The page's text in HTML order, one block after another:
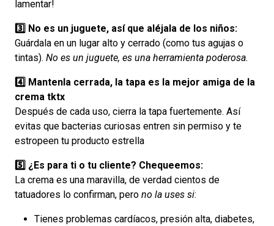
lamentar!
3️⃣ No es un juguete, así que aléjala de los niños:
Guárdala en un lugar alto y cerrado (como tus agujas o
tintas). No es un juguete, es una herramienta poderosa.
4️⃣ Mantenla cerrada, la tapa es la mejor amiga de la
crema tktx
Después de cada uso, cierra la tapa fuertemente. Así
evitas que bacterias curiosas entren sin permiso y te
estropeen tu producto estrella
5️⃣ ¿Es para ti o tu cliente? Chequeemos:
La crema es una maravilla, de verdad cientos de
tatuadores lo confirman, pero no la uses si:
Tienes problemas cardíacos, presión alta, diabetes,